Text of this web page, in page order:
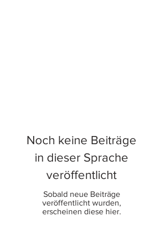
Noch keine Beiträge
in dieser Sprache
veröffentlicht
Sobald neue Beiträge
veröffentlicht wurden,
erscheinen diese hier.